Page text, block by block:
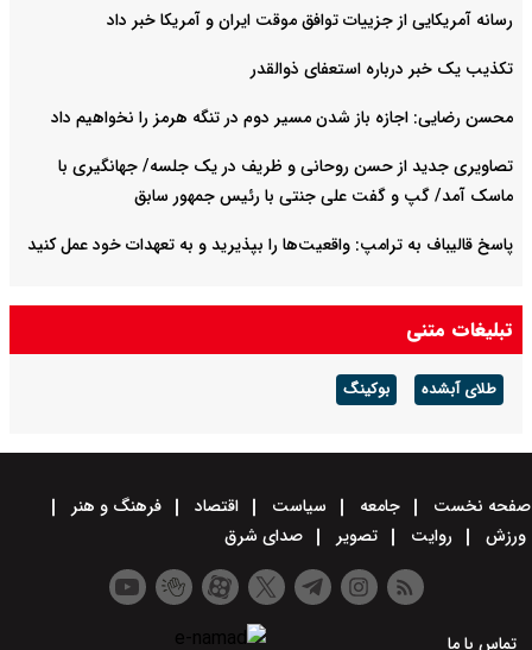
رسانه آمریکایی از جزییات توافق موقت ایران و آمریکا خبر داد
تکذیب یک خبر درباره استعفای ذوالقدر
محسن رضایی: اجازه باز شدن مسیر دوم در تنگه هرمز را نخواهیم داد
تصاویری جدید از حسن روحانی و ظریف در یک جلسه/ جهانگیری با
ماسک آمد/ گپ و گفت علی جنتی با رئیس جمهور سابق
پاسخ قالیباف به ترامپ: واقعیت‌ها را بپذیرید و به تعهدات خود عمل کنید
تبلیغات متنی
طلای آبشده بوکینگ
صفحه نخست جامعه سیاست اقتصاد
فرهنگ و هنر
ورزش
روایت تصویر صدای شرق
تماس با ما